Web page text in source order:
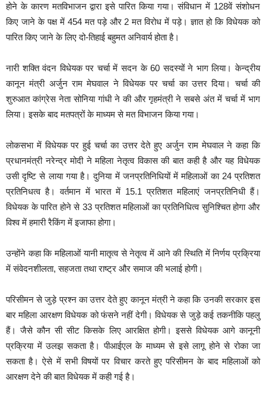
होने के कारण मतविभाजन द्वारा इसे पारित किया गया। संविधान में 128वें संशोधन
किए जाने के पक्ष में 454 मत पड़े और 2 मत विरोध में पड़े। ज्ञात हो कि विधेयक को
पारित किए जाने के लिए दो-तिहाई बहुमत अनिवार्य होता है।
नारी शक्ति वंदन विधेयक पर चर्चा में सदन के 60 सदस्यों ने भाग लिया। केन्द्रीय
कानून मंत्री अर्जुन राम मेघवाल ने विधेयक पर चर्चा का उत्तर दिया। चर्चा की
शुरुआत कांग्रेस नेता सोनिया गांधी ने की और गृहमंत्री ने सबसे अंत में चर्चा में भाग
लिया। इसके बाद मतपत्रों के माध्यम से मत विभाजन किया गया।
लोकसभा में विधेयक पर हुई चर्चा का उत्तर देते हुए अर्जुन राम मेघवाल ने कहा कि
प्रधानमंत्री नरेन्द्र मोदी ने महिला नेतृत्व विकास की बात कही है और यह विधेयक
उसी दृष्टि से लाया गया है। दुनिया में जनप्रतिनिधियों में महिलाओं का 24 प्रतिशत
प्रतिनिधत्व है। वर्तमान में भारत में 15.1 प्रतिशत महिलाएं जनप्रतिनिधी हैं।
विधेयक के पारित होने से 33 प्रतिशत महिलाओं का प्रतिनिधित्व सुनिश्चित होगा और
विश्व में हमारी रैकिंग में इजाफा होगा।
उन्होंने कहा कि महिलाओं यानी मातृत्व से नेतृत्व में आने की स्थिति में निर्णय प्रक्रिया
में संवेदनशीलता, सहजता तथा राष्ट्र और समाज की भलाई होगी।
परिसीमन से जुड़े प्रश्न का उत्तर देते हुए कानून मंत्री ने कहा कि उनकी सरकार इस
बार महिला आरक्षण विधेयक को फंसने नहीं देगी। विधेयक से जुड़े कई तकनीकि पहलु
हैं। जैसे कौन सी सीट किसके लिए आरक्षित होगी। इससे विधेयक आगे कानूनी
प्रक्रिया में उलझ सकता है। पीआईएल के माध्यम से इसे लागू होने से रोका जा
सकता है। ऐसे में सभी विषयों पर विचार करते हुए परिसीमन के बाद महिलाओं को
आरक्षण देने की बात विधेयक में कही गई है।